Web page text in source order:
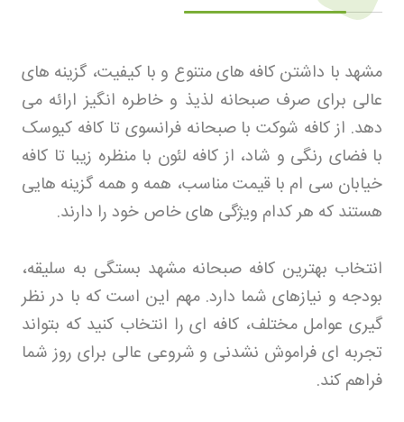
مشهد با داشتن کافه های متنوع و با کیفیت، گزینه های
عالی برای صرف صبحانه لذیذ و خاطره انگیز ارائه می
دهد. از کافه شوکت با صبحانه فرانسوی تا کافه کیوسک
با فضای رنگی و شاد، از کافه لئون با منظره زیبا تا کافه
خیابان سی ام با قیمت مناسب، همه و همه گزینه هایی
هستند که هر کدام ویژگی های خاص خود را دارند.
انتخاب بهترین کافه صبحانه مشهد بستگی به سلیقه،
بودجه و نیازهای شما دارد. مهم این است که با در نظر
گیری عوامل مختلف، کافه ای را انتخاب کنید که بتواند
تجربه ای فراموش نشدنی و شروعی عالی برای روز شما
فراهم کند.